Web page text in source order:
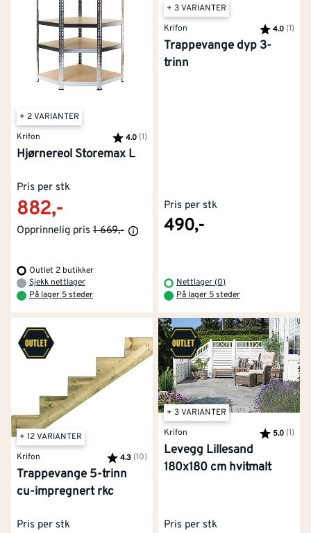
+ 2 VARIANTER
Krifon
Karakter:
4.0 (1)
Hjørnereol Storemax L
Pris per stk
882,-
Opprinnelig pris 1 669,-
Outlet 2 butikker
Sjekk nettlager
På lager 5 steder
+ 3 VARIANTER
Krifon
Karakter:
4.0 (1)
Trappevange dyp 3-
trinn
Pris per stk
490,-
Nettlager (0)
På lager 5 steder
+ 12 VARIANTER
Krifon
Karakter:
4.3 (10) av 5 mulige
Trappevange 5-trinn
cu-impregnert rkc
Pris per stk
+ 3 VARIANTER
Krifon
Karakter:
5.0 (1)
Levegg Lillesand
180x180 cm hvitmalt
Pris per stk